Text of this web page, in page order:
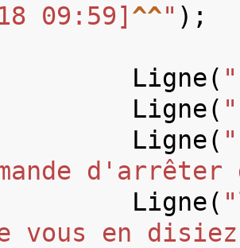
09:59] ^^" );
Ligne(
Ligne(
Ligne(
Ligne(
vous en